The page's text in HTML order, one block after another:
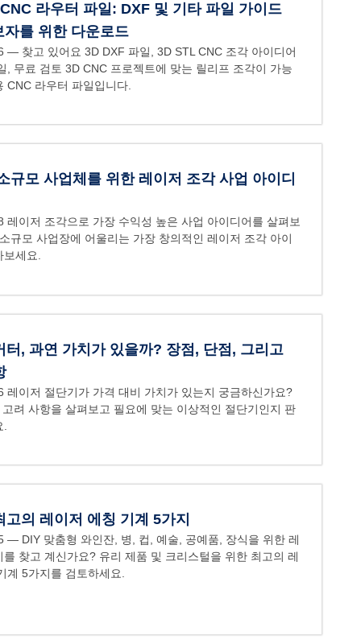
라우터 파일: DXF 및 기타 파일 가이드
자를 위한 다운로드
— 찾고 있어요 3D DXF 파일, 3D STL CNC 조각 아이디어
, 무료 검토 3D CNC 프로젝트에 맞는 릴리프 조각이 가능
CNC 라우터 파일입니다.
규모 사업체를 위한 레이저 조각 사업 아이디
레이저 조각으로 가장 수익성 높은 사업 아이디어를 살펴보
규모 사업장에 어울리는 가장 창의적인 레이저 조각 아이
보세요.
터, 과연 가치가 있을까? 장점, 단점, 그리고
레이저 절단기가 가격 대비 가치가 있는지 궁금하신가요?
려 사항을 살펴보고 필요에 맞는 이상적인 절단기인지 판
고의 레이저 에칭 기계 5가지
— DIY 맞춤형 와인잔, 병, 컵, 예술, 공예품, 장식을 위한 레
를 찾고 계신가요? 유리 제품 및 크리스털을 위한 최고의 레
계 5가지를 검토하세요.